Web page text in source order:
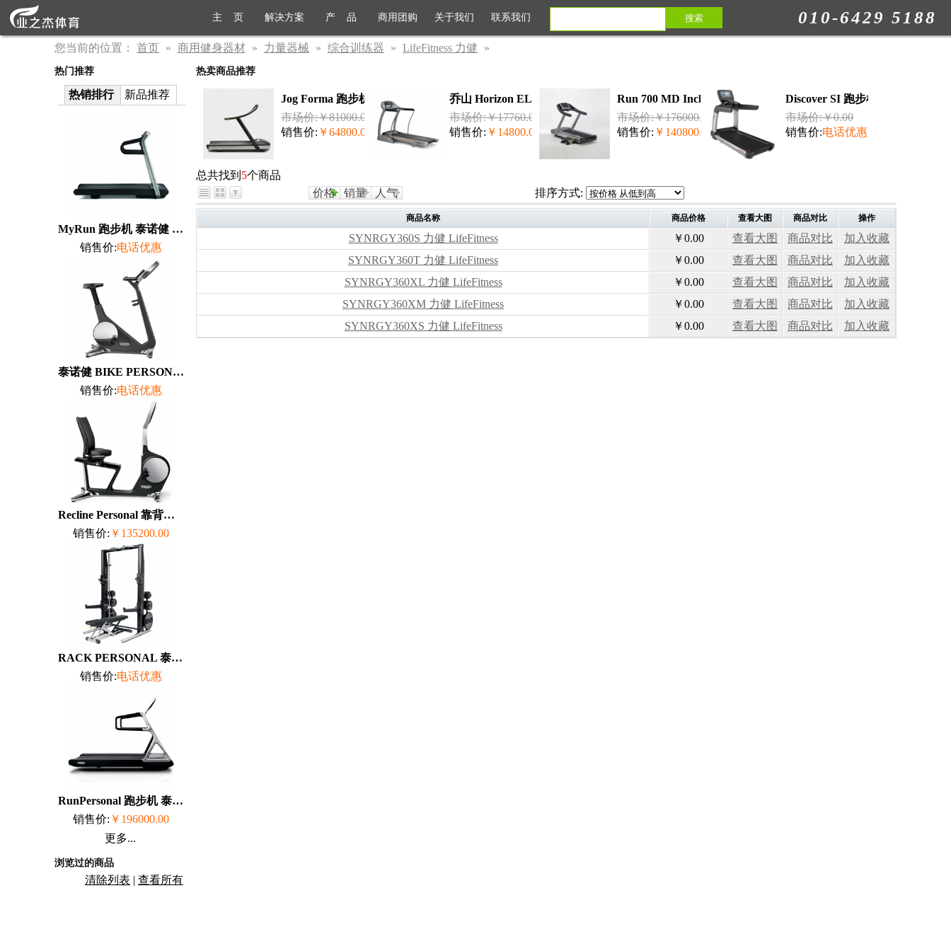
主 页 解决方案 产 品 商用团购 关于我们 联系我们 010-6429 5188
您当前的位置： 首页 » 商用健身器材 » 力量器械 » 综合训练器 » LifeFitness 力健 »
热卖商品推荐
Jog Forma 跑步机 泰诺健...
市场价:￥81000.00
销售价: ￥64800.00
乔山 Horizon ELITE T4000 跑步机
市场价:￥17760.00
销售价: ￥14800.00
Run 700 MD Inclusive 跑步机...
市场价:￥176000.00
销售价: ￥140800.00
Discover SI 跑步机 力健...
市场价:￥0.00
销售价:电话优惠
总共找到 5个商品
价格
销量 人气 排序方式:
商品名称 商品价格 查看大图 商品对比 操作
SYNRGY360S 力健 LifeFitness ￥0.00 查看大图 商品对比
加入收藏
SYNRGY360T 力健 LifeFitness
￥0.00 查看大图 商品对比
加入收藏
SYNRGY360XL 力健 LifeFitness
￥0.00 查看大图 商品对比
加入收藏
SYNRGY360XM 力健 LifeFitness
￥0.00 查看大图 商品对比
加入收藏
SYNRGY360XS 力健 LifeFitness
￥0.00 查看大图 商品对比 加入收藏
热门推荐
热销排行 新品推荐
MyRun 跑步机 泰诺健 TechnoGym
销售价:电话优惠
泰诺健 BIKE PERSONAL 立式健身车
销售价:电话优惠
Recline Personal 靠背式健身车 泰诺健...
销售价: ￥135200.00
RACK PERSONAL 泰诺健 TechnoGym
销售价:电话优惠
RunPersonal 跑步机 泰诺健 TechnoGym
销售价: ￥196000.00
更多...
浏览过的商品
清除列表 | 查看所有